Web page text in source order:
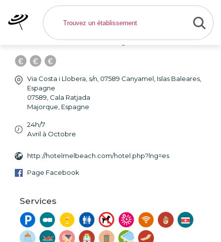
Melbeach Hotel & Spa -
Hôtel Cala Ratjada
Via Costa i Llobera, s/n, 07589 Canyamel, Islas Baleares,
Espagne
07589 Cala Ratjada
Majorque Espagne
24h/7
Avril à Octobre
http://hotelmelbeach.com/hotel.php?lng=es
Page Facebook
Services